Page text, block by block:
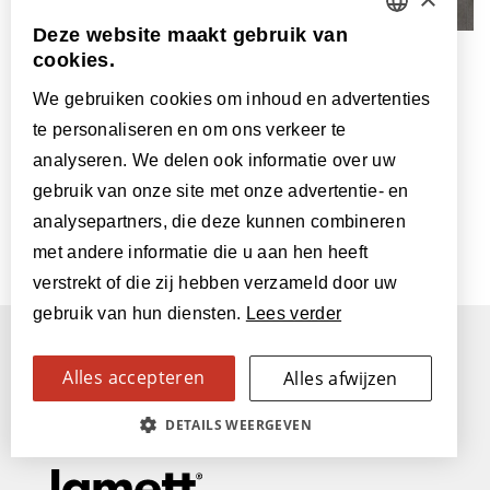
Caldera Stone 300 x 600
Bestel een staal
‹ 1 2 3 ›
Parquetvinyl is een product van:
GERMAN
SWEDISH
CZECH
Deze website maakt gebruik van
cookies.
We gebruiken cookies om inhoud en advertenties
te personaliseren en om ons verkeer te
analyseren. We delen ook informatie over uw
gebruik van onze site met onze advertentie- en
analysepartners, die deze kunnen combineren
met andere informatie die u aan hen heeft
verstrekt of die zij hebben verzameld door uw
gebruik van hun diensten. Lees verder
Alles accepteren Alles afwijzen
DETAILS WEERGEVEN